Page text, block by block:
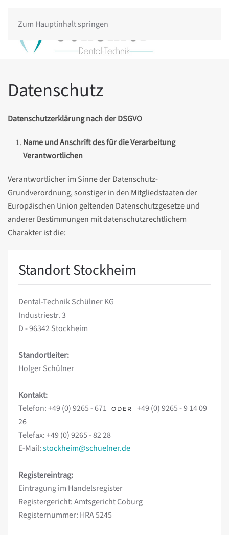
Zum Hauptinhalt springen
Datenschutz
Datenschutzerklärung nach der DSGVO
Name und Anschrift des für die Verarbeitung
Verantwortlichen
Verantwortlicher im Sinne der Datenschutz-
Grundverordnung, sonstiger in den Mitgliedstaaten der
Europäischen Union geltenden Datenschutzgesetze und
anderer Bestimmungen mit datenschutzrechtlichem
Charakter ist die:
Standort Stockheim
Dental-Technik Schülner KG
Industriestr. 3
D - 96342 Stockheim
Standortleiter:
Holger Schülner
Kontakt:
Telefon: +49 (0) 9265 - 671
ODER
+49 (0) 9265 - 9 14 09
26
Telefax: +49 (0) 9265 - 82 28
E-Mail:stockheim@schuelner.de
Registereintrag:
Eintragung im Handelsregister
Registergericht: Amtsgericht Coburg
Registernummer: HRA 5245